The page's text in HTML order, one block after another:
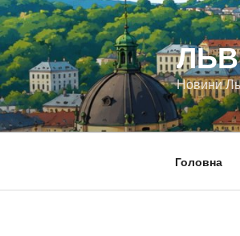
Перейти
до
вмісту
Новини
Головна